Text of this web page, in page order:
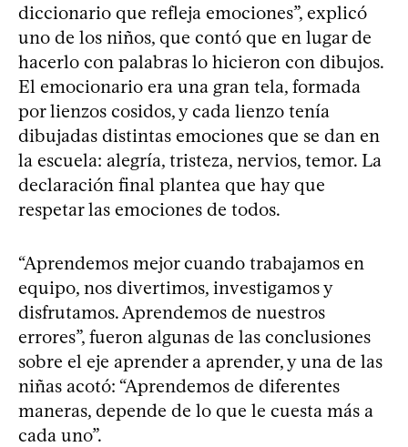
diccionario que refleja emociones”, explicó
uno de los niños, que contó que en lugar de
hacerlo con palabras lo hicieron con dibujos.
El emocionario era una gran tela, formada
por lienzos cosidos, y cada lienzo tenía
dibujadas distintas emociones que se dan en
la escuela: alegría, tristeza, nervios, temor. La
declaración final plantea que hay que
respetar las emociones de todos.
“Aprendemos mejor cuando trabajamos en
equipo, nos divertimos, investigamos y
disfrutamos. Aprendemos de nuestros
errores”, fueron algunas de las conclusiones
sobre el eje aprender a aprender, y una de las
niñas acotó: “Aprendemos de diferentes
maneras, depende de lo que le cuesta más a
cada uno”.